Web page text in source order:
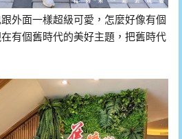
外面一樣超級可愛，怎麼好像有個
有個舊時代的美好主題，把舊時代